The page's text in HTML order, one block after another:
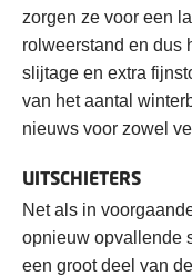
zorgen ze voor een
rolweerstand en dus
slijtage en extra
van het aantal
nieuws voor zowel
UITSCHIETERS
Net als in
opnieuw opvallende
een groot deel van